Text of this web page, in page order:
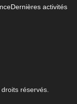
Dernières activités
réservés.